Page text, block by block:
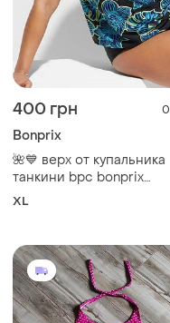
400 грн 0
Bonprix
🌺💙 верх от купальника
танкини bpc bonprix
collection, размер 16 🌊☀️,
XL